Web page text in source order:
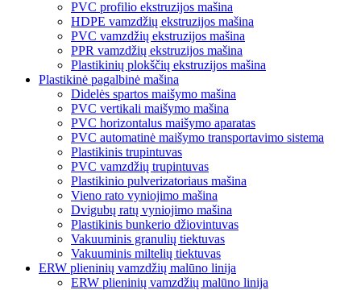
PVC profilio ekstruzijos mašina
HDPE vamzdžių ekstruzijos mašina
PVC vamzdžių ekstruzijos mašina
PPR vamzdžių ekstruzijos mašina
Plastikinių plokščių ekstruzijos mašina
Plastikinė pagalbinė mašina
Didelės spartos maišymo mašina
PVC vertikali maišymo mašina
PVC horizontalus maišymo aparatas
PVC automatinė maišymo transportavimo sistema
Plastikinis trupintuvas
PVC vamzdžių trupintuvas
Plastikinio pulverizatoriaus mašina
Vieno rato vyniojimo mašina
Dvigubų ratų vyniojimo mašina
Plastikinis bunkerio džiovintuvas
Vakuuminis granulių tiektuvas
Vakuuminis miltelių tiektuvas
ERW plieninių vamzdžių malūno linija
ERW plieninių vamzdžių malūno linija